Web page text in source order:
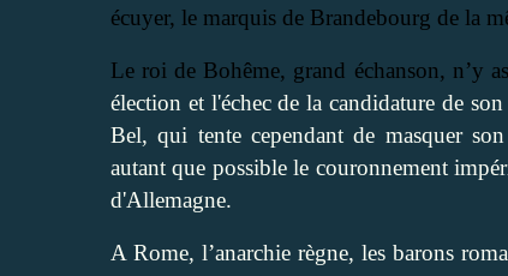
écuyer, le marquis de Brandebourg de la
Le roi de Bohême, grand échanson, n’y
élection et l'échec de la candidature de
Bel, qui tente cependant de masquer
autant que possible le couronnement
d'Allemagne.
A Rome, l’anarchie règne, les barons